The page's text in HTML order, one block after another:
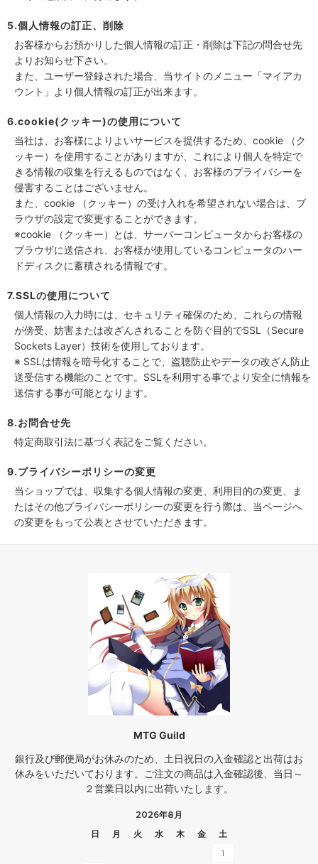
5.個人情報の訂正、削除
お客様からお預かりした個人情報の訂正・削除は下記の問合せ先
よりお知らせ下さい。
また、ユーザー登録された場合、当サイトのメニュー「マイアカ
ウント」より個人情報の訂正が出来ます。
6.cookie(クッキー)の使用について
当社は、お客様によりよいサービスを提供するため、cookie （ク
ッキー）を使用することがありますが、これにより個人を特定で
きる情報の収集を行えるものではなく、お客様のプライバシーを
侵害することはございません。
また、cookie （クッキー）の受け入れを希望されない場合は、ブ
ラウザの設定で変更することができます。
※cookie （クッキー）とは、サーバーコンピュータからお客様の
ブラウザに送信され、お客様が使用しているコンピュータのハー
ドディスクに蓄積される情報です。
7.SSLの使用について
個人情報の入力時には、セキュリティ確保のため、これらの情報
が傍受、妨害または改ざんされることを防ぐ目的でSSL（Secure
Sockets Layer）技術を使用しております。
※ SSLは情報を暗号化することで、盗聴防止やデータの改ざん防止
送受信する機能のことです。SSLを利用する事でより安全に情報を
送信する事が可能となります。
8.お問合せ先
特定商取引法に基づく表記をご覧ください。
9.プライバシーポリシーの変更
当ショップでは、収集する個人情報の変更、利用目的の変更、ま
たはその他プライバシーポリシーの変更を行う際は、当ページへ
の変更をもって公表とさせていただきます。
MTG Guild
銀行及び郵便局がお休みのため、土日祝日の入金確認と出荷はお
休みをいただいております。ご注文の商品は入金確認後、当日～
２営業日以内に出荷いたします。
2026年8月
日
月 火 水 木 金
土
1